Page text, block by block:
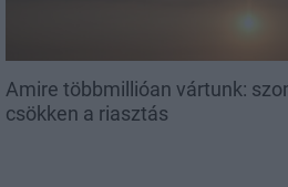
Amire többmillióan vártunk:
csökken a riasztás